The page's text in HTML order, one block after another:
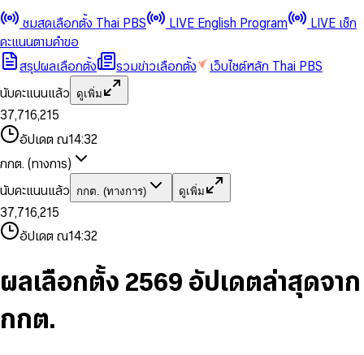
ชมสดเลือกตั้ง Thai PBS LIVE English Program
LIVE เช็ก
คะแนนตามคำขอ
สรุปผลเลือกตั้ง
รวมข่าวเลือกตั้ง
เว็บไซต์หลัก Thai PBS
นับคะแนนแล้ว
ดูเพิ่ม
0
1
2
3
4
5
6
8
9
0
1
2
3
4
5
6
7
8
9
,
0
1
2
4
6
7
8
9
0
1
2
3
4
5
6
7
8
9
0
1
3
5
6
7
8
9
,
1
2
4
5
7
8
9
0
1
3
4
6
7
8
9
0
2
3
4
5
7
8
อัปเดต ณ14:32
กกต. (ทางการ)
นับคะแนนแล้ว
กกต. (ทางการ) ดูเพิ่ม
0
1
2
3
4
5
7
8
0
1
2
4
5
6
7
8
9
,
0
1
2
4
6
7
8
9
0
1
2
3
5
6
8
9
0
1
3
5
6
7
8
,
1
2
4
6
7
9
0
1
3
5
6
8
9
0
2
3
4
5
7
9
อัปเดต ณ14:32
ผลเลือกตั้ง 2569 อัปเดตล่าสุดจาก
กกต.